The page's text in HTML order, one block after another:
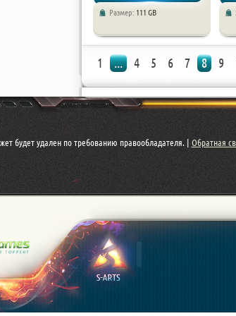
Размер: 111 GB
1 ... 4 5 6 7 8 9
будет удален по требованию правообладателя. |Обратная